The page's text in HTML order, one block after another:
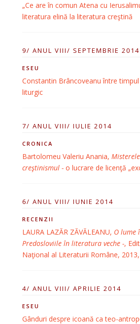
„Ce are în comun Atena cu
literatura elină la literatura creştină
9/ ANUL VIII/ SEPTEMBRIE 2014
ESEU
Constantin Brâncoveanu între
liturgic
7/ ANUL VIII/ IULIE 2014
CRONICA
Bartolomeu Valeriu Anania,
creştinismul - o lucrare de licenţă
6/ ANUL VIII/ IUNIE 2014
RECENZII
LAURA LAZĂR ZĂVĂLEANU, O lume
Predosloviile în literatura veche -,
Naţional al Literaturii Române,
4/ ANUL VIII/ APRILIE 2014
ESEU
Gânduri despre icoană ca teo-